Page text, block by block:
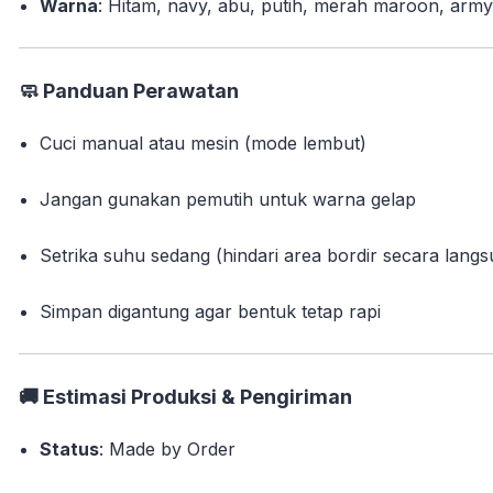
Warna: Hitam, navy, abu, putih, merah maroon,
🧼 Panduan Perawatan
Cuci manual atau mesin (mode lembut)
Jangan gunakan pemutih untuk warna gelap
Setrika suhu sedang (hindari area bordir secara
Simpan digantung agar bentuk tetap rapi
🚚 Estimasi Produksi & Pengiriman
Status: Made by Order